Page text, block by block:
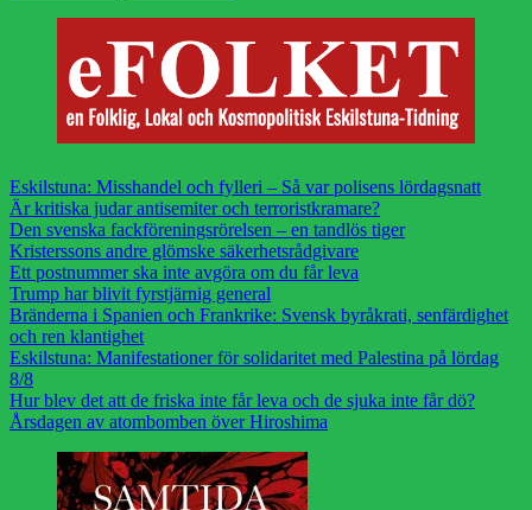
Eskilstuna: Misshandel och fylleri – Så var polisens lördagsnatt
Är kritiska judar antisemiter och terroristkramare?
Den svenska fackföreningsrörelsen – en tandlös tiger
Kristerssons andre glömske säkerhetsrådgivare
Ett postnummer ska inte avgöra om du får leva
Trump har blivit fyrstjärnig general
Bränderna i Spanien och Frankrike: Svensk byråkrati, senfärdighet
och ren klantighet
Eskilstuna: Manifestationer för solidaritet med Palestina på lördag
8/8
Hur blev det att de friska inte får leva och de sjuka inte får dö?
Årsdagen av atombomben över Hiroshima